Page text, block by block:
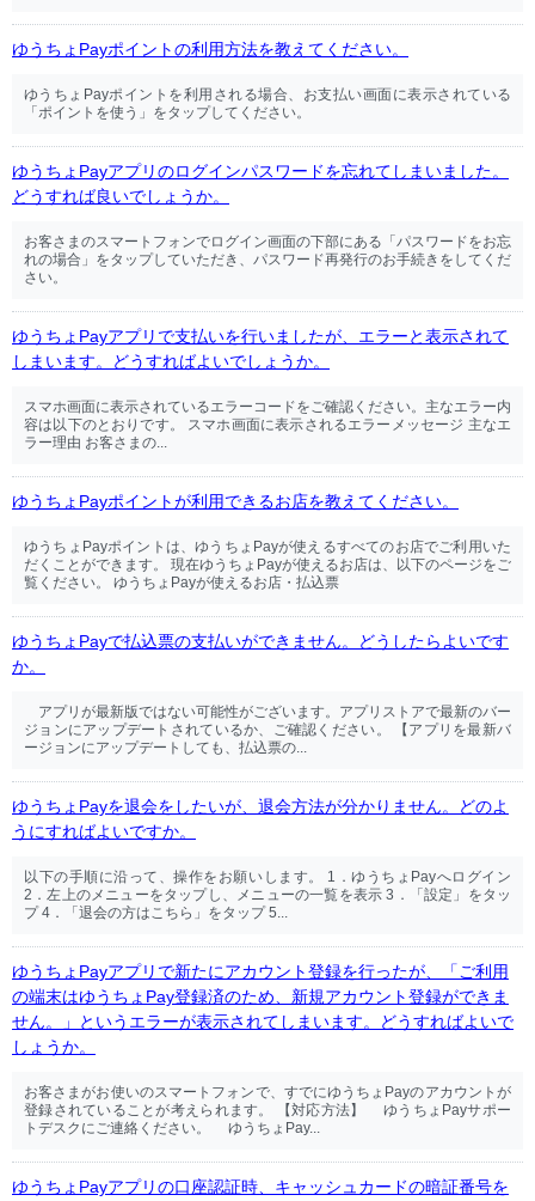
ゆうちょPayポイントの利用方法を教えてください。
ゆうちょPayポイントを利用される場合、お支払い画面に表示されている
「ポイントを使う」をタップしてください。
ゆうちょPayアプリのログインパスワードを忘れてしまいました。
どうすれば良いでしょうか。
お客さまのスマートフォンでログイン画面の下部にある「パスワードをお忘
れの場合」をタップしていただき、パスワード再発行のお手続きをしてくだ
さい。
ゆうちょPayアプリで支払いを行いましたが、エラーと表示されて
しまいます。どうすればよいでしょうか。
スマホ画面に表示されているエラーコードをご確認ください。主なエラー内
容は以下のとおりです。 スマホ画面に表示されるエラーメッセージ 主なエ
ラー理由 お客さまの...
ゆうちょPayポイントが利用できるお店を教えてください。
ゆうちょPayポイントは、ゆうちょPayが使えるすべてのお店でご利用いた
だくことができます。 現在ゆうちょPayが使えるお店は、以下のページをご
覧ください。 ゆうちょPayが使えるお店・払込票
ゆうちょPayで払込票の支払いができません。どうしたらよいです
か。
アプリが最新版ではない可能性がございます。アプリストアで最新のバー
ジョンにアップデートされているか、ご確認ください。 【アプリを最新バ
ージョンにアップデートしても、払込票の...
ゆうちょPayを退会をしたいが、退会方法が分かりません。どのよ
うにすればよいですか。
以下の手順に沿って、操作をお願いします。 1．ゆうちょPayへログイン
2．左上のメニューをタップし、メニューの一覧を表示 3．「設定」をタッ
プ 4．「退会の方はこちら」をタップ 5...
ゆうちょPayアプリで新たにアカウント登録を行ったが、「ご利用
の端末はゆうちょPay登録済のため、新規アカウント登録ができま
せん。」というエラーが表示されてしまいます。どうすればよいで
しょうか。
お客さまがお使いのスマートフォンで、すでにゆうちょPayのアカウントが
登録されていることが考えられます。 【対応方法】 ゆうちょPayサポー
トデスクにご連絡ください。 ゆうちょPay...
ゆうちょPayアプリの口座認証時、キャッシュカードの暗証番号を